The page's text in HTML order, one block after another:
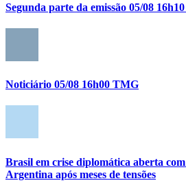
Segunda parte da emissão 05/08
Noticiário 05/08 16h00 TMG
Brasil em crise diplomática aberta
Argentina após meses de tensões